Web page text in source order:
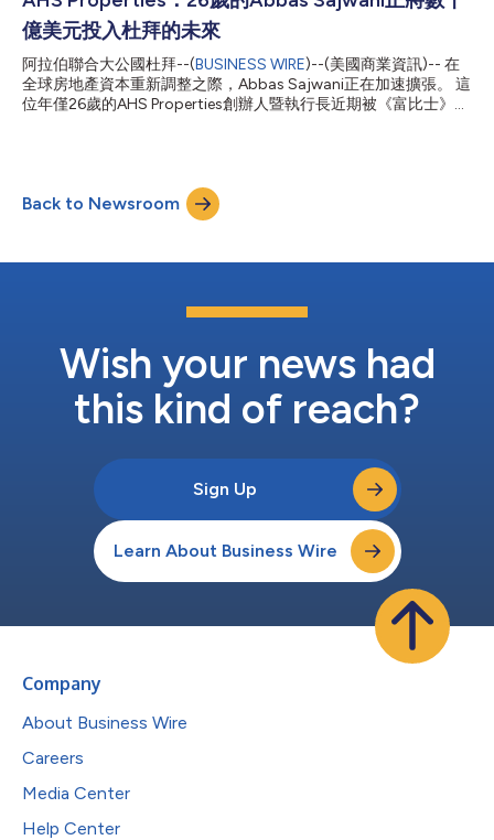
其投資組合已包括AHS Tower以及AHS City，前者是一個謝赫扎耶
德路上近期售罄的A級商業開發專案，後者是開發商在該走廊的旗
艦整體規劃綜合用途社群，預計總開發價值達250億迪拉姆。 這三
項資產共同構成了走廊式的垂直布局策略：AHS Tower、AHS
City，以及現在的香格里拉大飯店。這些資產的總規模佔AHS
Properties截至2026年年底500億迪拉姆儲備建案的很大一部分。
億美元投入杜拜的未來
阿拉伯聯合大公國杜拜--(BUSINESS WIRE)--(美國商業資訊)-- 在
全球房地產資本重新調整之際，Abbas Sajwani正在加速擴張。 這
位年僅26歲的AHS Properties創辦人暨執行長近期被《富比士》評
元的投資組合，涵蓋杜拜最具策略意義的樞紐地帶，專案類型包括
濱水住宅、甲級商用物業及大型綜合開發案。 其位於謝赫·扎耶德
路的商業旗艦專案「AHS Tower」在施工期間便已售罄，而其更廣
長得益於一項與市場整體謹慎情緒背道而馳的策略。 「這個市場
信心明顯增強時，機會早已被市場消化。」 在全球資本因地緣政
治和宏觀經濟不確定性而紛紛離場觀望之際，AHS Properties卻持
Sajwani的主張屬結構性...
Back to Newsroom
Wish your news had
this kind of reach?
Sign Up
Learn About Business Wire
Company
About Business Wire
Careers
Media Center
Help Center